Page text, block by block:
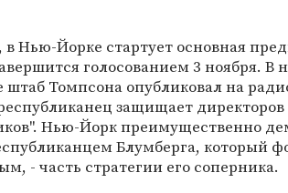
в Нью-Йорке стартует основная
голосованием 3 ноября. В
штаб Томпсона опубликовал на
защищает директоров
Нью-Йорк преимущественно
Блумберга, который
- часть стратегии его соперника.